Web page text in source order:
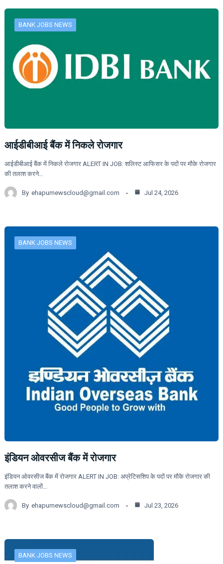
BANK JOBS NEWS
आईडीबीआई बैंक में निकले रोजगार
आईडीबीआई बैंक में निकले रोजगार ALERT IN JOB: शलिस्ट आफिसर के पदों पर मौके रोजगार
की तलाश करने…
By ehapurnewscloud@gmail.com Jul 24, 2026
BANK JOBS NEWS
इंडियन ओवरसीज बैंक में रोजगार
इंडियन ओवरसीज बैंक में रोजगार ALERT IN JOB: अप्रेटिसशिप के पदों पर मौके रोजगार की
तलाश करने वालों…
By ehapurnewscloud@gmail.com Jul 23, 2026
BANK JOBS NEWS